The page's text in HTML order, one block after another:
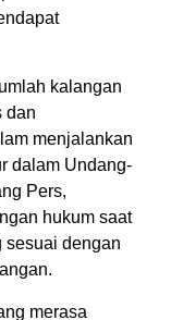
kalangan
dan
menjalankan
dalam Undang-
Pers,
hukum saat
sesuai dengan
merasa